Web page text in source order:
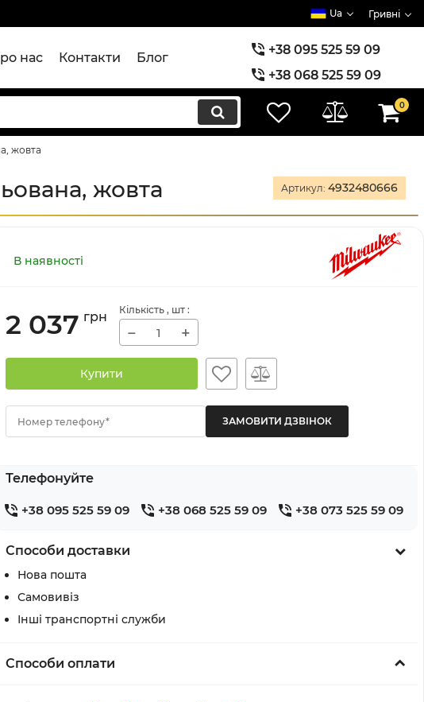
Ua Гривні
нас Контакти Блог
+38 095 525 59 09
+38 068 525 59 09
+38 073 525 59 09
0
жовта
жовта Артикул: 4932480666
В наявності
2 037 грн Кількість , шт :
− +
Купити
Номер телефону*
Телефонуйте
+38 095 525 59 09 +38 068 525 59 09 +38 073 525 59 09
Способи доставки
Нова пошта
Самовивіз
Інші транспортні служби
Способи оплати